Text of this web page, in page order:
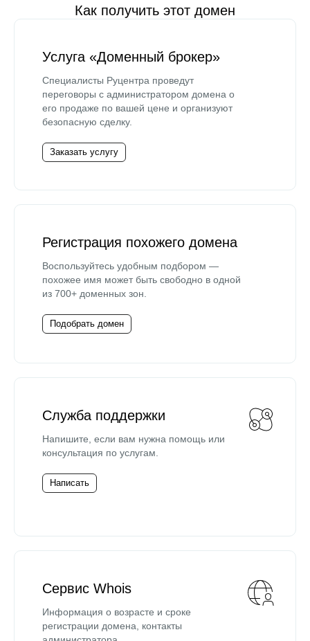
Как получить этот домен
Услуга «Доменный брокер»
Специалисты Руцентра проведут
переговоры с администратором домена о
его продаже по вашей цене и организуют
безопасную сделку.
Заказать услугу
Регистрация похожего домена
Воспользуйтесь удобным подбором —
похожее имя может быть свободно в одной
из 700+ доменных зон.
Подобрать домен
Служба поддержки
Напишите, если вам нужна помощь или
консультация по услугам.
Написать
Сервис Whois
Информация о возрасте и сроке
регистрации домена, контакты